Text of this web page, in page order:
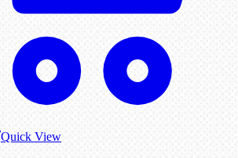
Quick View